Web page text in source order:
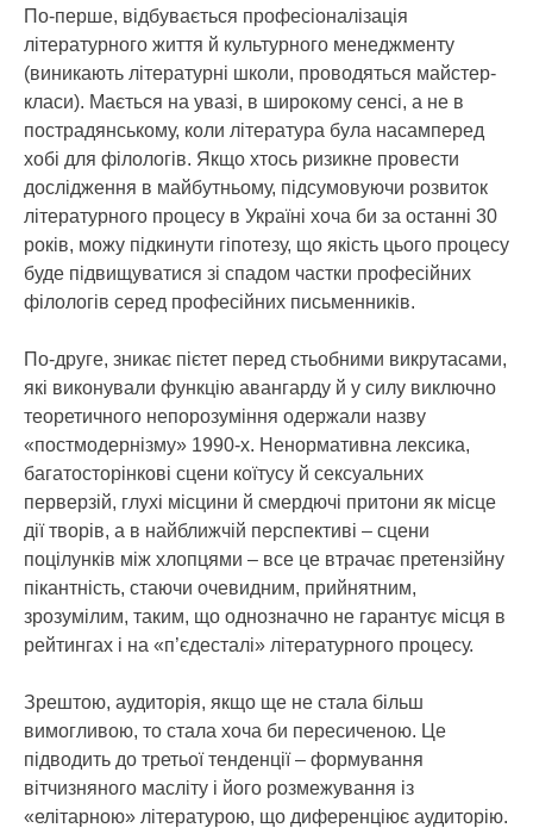
По-перше, відбувається професіоналізація
літературного життя й культурного менеджменту
(виникають літературні школи, проводяться майстер-
класи). Мається на увазі, в широкому сенсі, а не в
пострадянському, коли література була насамперед
хобі для філологів. Якщо хтось ризикне провести
дослідження в майбутньому, підсумовуючи розвиток
літературного процесу в Україні хоча би за останні 30
років, можу підкинути гіпотезу, що якість цього процесу
буде підвищуватися зі спадом частки професійних
філологів серед професійних письменників.
По-друге, зникає пієтет перед стьобними викрутасами,
які виконували функцію авангарду й у силу виключно
теоретичного непорозуміння одержали назву
«постмодернізму» 1990-х. Ненормативна лексика,
багатосторінкові сцени коїтусу й сексуальних
перверзій, глухі місцини й смердючі притони як місце
дії творів, а в найближчій перспективі – сцени
поцілунків між хлопцями – все це втрачає претензійну
пікантність, стаючи очевидним, прийнятним,
зрозумілим, таким, що однозначно не гарантує місця в
рейтингах і на «п’єдесталі» літературного процесу.
Зрештою, аудиторія, якщо ще не стала більш
вимогливою, то стала хоча би пересиченою. Це
підводить до третьої тенденції – формування
вітчизняного масліту і його розмежування із
«елітарною» літературою, що диференціює аудиторію.